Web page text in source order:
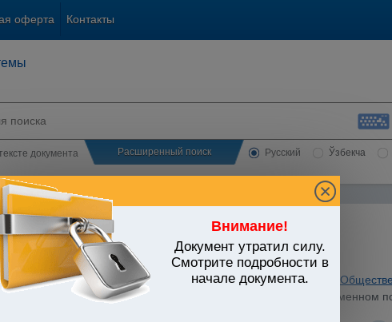
оферта Контакты
документа Расширенный поиск Русский Ўзбекча
Внимание!
Документ утратил силу.
Смотрите подробности в
начале документа.
УЗБЕКИСТАНА
отрасли экономики Утратившие силу акты / Торговля.
Республики Узбекистан от 08.11.1993 г. N 535 "О временном